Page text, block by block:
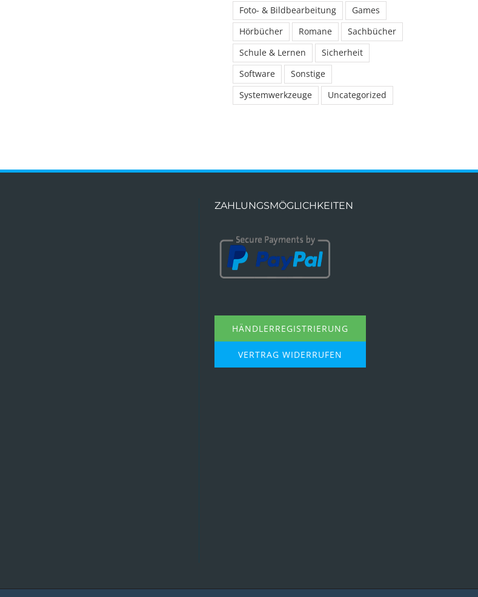
Foto- & Bildbearbeitung
Games
Hörbücher
Romane
Sachbücher
Schule & Lernen
Sicherheit
Software
Sonstige
Systemwerkzeuge
Uncategorized
ZAHLUNGSMÖGLICHKEITEN
HÄNDLERREGISTRIERUNG
VERTRAG WIDERRUFEN